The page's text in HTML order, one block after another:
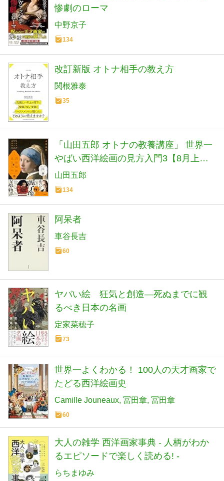
惨劇のローマ
中野京子
134
改訂新版 オトナ相手の教え方
関根雅泰
35
「山田五郎 オトナの教養講座」 世界一
やばい西洋絵画の見方入門3【8月上旬
重版分】
山田五郎
134
阿呆者
車谷長吉
60
ヤバい絵 狂気と創造―死ぬまでに観
るべき日本の名画
定家菜穂子
73
世界一よくわかる！ 100人の天才画家で
たどる西洋絵画史
Camille Jouneaux 冨田章 冨田章
60
大人の雑学 西洋画家事典 - 人柄がわか
るエピソードで楽しく読める! -
らちまゆみ